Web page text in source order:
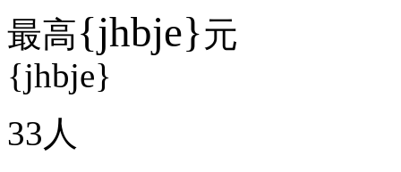
最高{jhbje}元
{jhbje}
33 人